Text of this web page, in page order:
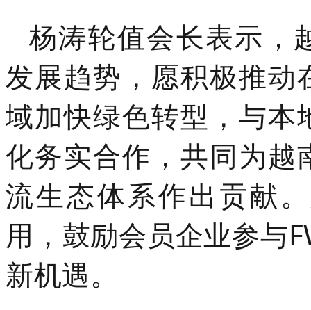
杨涛轮值会长表示，
发展趋势，愿积极推动
域加快绿色转型，与本
化务实合作，共同为越
流生态体系作出贡献
用，鼓励会员企业参与
新机遇。